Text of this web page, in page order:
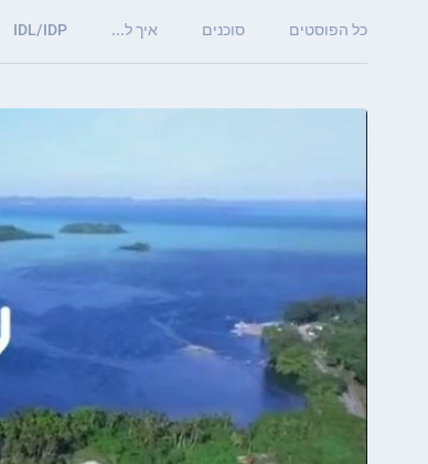
כל הפוסטים סוכנים איך ל... IDL/IDP